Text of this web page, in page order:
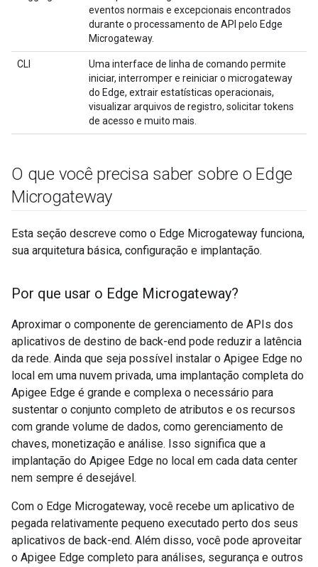
eventos normais e excepcionais encontrados
durante o processamento de API pelo Edge
Microgateway.
CLI
Uma interface de linha de comando permite
iniciar, interromper e reiniciar o microgateway
do Edge, extrair estatísticas operacionais,
visualizar arquivos de registro, solicitar tokens
de acesso e muito mais.
O que você precisa saber sobre o Edge
Microgateway
Esta seção descreve como o Edge Microgateway funciona,
sua arquitetura básica, configuração e implantação.
Por que usar o Edge Microgateway?
Aproximar o componente de gerenciamento de APIs dos
aplicativos de destino de back-end pode reduzir a latência
da rede. Ainda que seja possível instalar o Apigee Edge no
local em uma nuvem privada, uma implantação completa do
Apigee Edge é grande e complexa o necessário para
sustentar o conjunto completo de atributos e os recursos
com grande volume de dados, como gerenciamento de
chaves, monetização e análise. Isso significa que a
implantação do Apigee Edge no local em cada data center
nem sempre é desejável.
Com o Edge Microgateway, você recebe um aplicativo de
pegada relativamente pequeno executado perto dos seus
aplicativos de back-end. Além disso, você pode aproveitar
o Apigee Edge completo para análises, segurança e outros